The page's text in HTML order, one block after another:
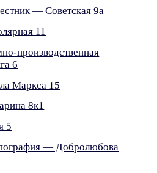
— Советская 9а
11
производственная
6
Маркса 15
8к1
5
— Добролюбова